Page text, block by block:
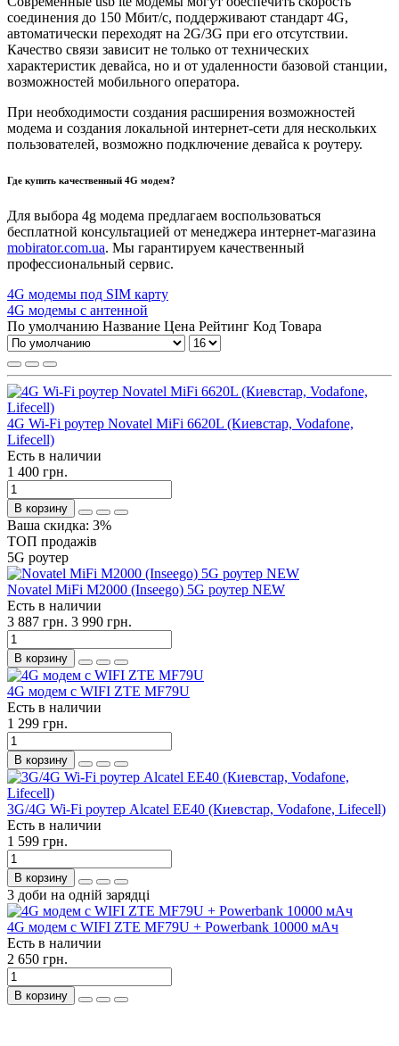
соединения до 150 Мбит/с, поддерживают стандарт 4G,
автоматически переходят на 2G/3G при его отсутствии.
Качество связи зависит не только от технических
характеристик девайса, но и от удаленности базовой станции,
возможностей мобильного оператора.
При необходимости создания расширения возможностей
модема и создания локальной интернет-сети для нескольких
пользователей, возможно подключение девайса к роутеру.
Где купить качественный 4G модем?
Для выбора 4g модема предлагаем воспользоваться
бесплатной консультацией от менеджера интернет-магазина
mobirator.com.ua. Мы гарантируем качественный
профессиональный сервис.
4G модемы под SIM карту
4G модемы с антенной
По умолчанию Название Цена Рейтинг Код Товара
4G Wi-Fi роутер Novatel MiFi 6620L (Киевстар, Vodafone,
Lifecell)
Есть в наличии
1 400 грн.
В корзину
Ваша скидка: 3%
ТОП продажів
5G роутер
Novatel MiFi M2000 (Inseego) 5G роутер NEW
Есть в наличии
3 887 грн. 3 990 грн.
В корзину
4G модем с WIFI ZTE MF79U
Есть в наличии
1 299 грн.
В корзину
3G/4G Wi-Fi роутер Alcatel EE40 (Киевстар, Vodafone, Lifecell)
Есть в наличии
1 599 грн.
В корзину
3 доби на одній зарядці
4G модем с WIFI ZTE MF79U + Powerbank 10000 мАч
Есть в наличии
2 650 грн.
В корзину